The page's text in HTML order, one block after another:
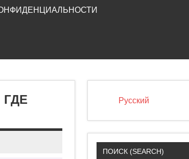
Русский
ПОИСК (SEARCH)